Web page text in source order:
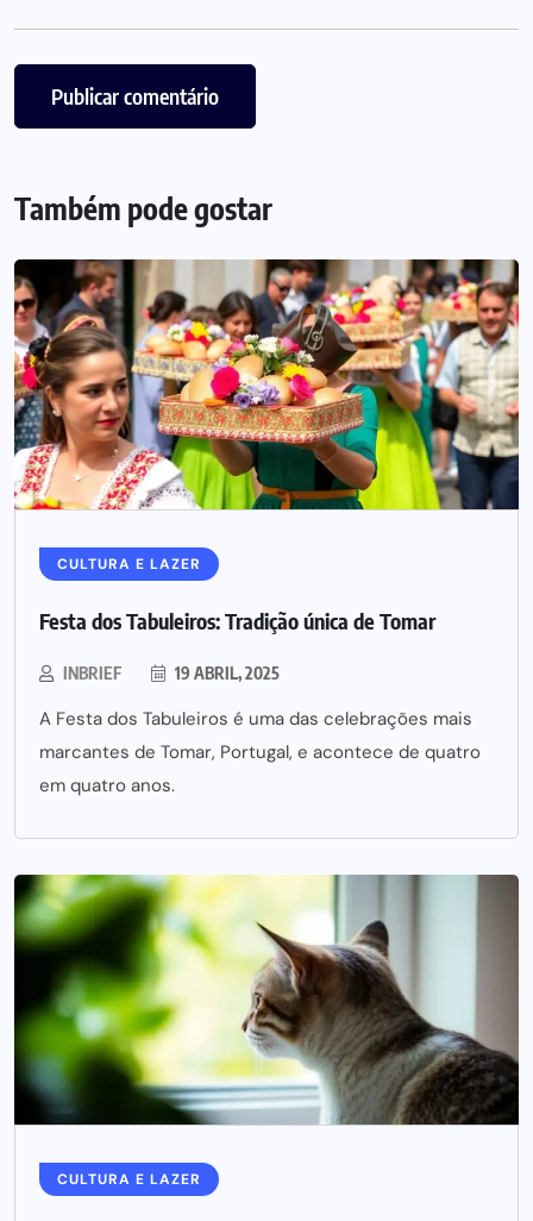
Também pode gostar
CULTURA E LAZER
Festa dos Tabuleiros: Tradição única de Tomar
INBRIEF 19 ABRIL, 2025
A Festa dos Tabuleiros é uma das celebrações mais
marcantes de Tomar, Portugal, e acontece de quatro
em quatro anos.
CULTURA E LAZER